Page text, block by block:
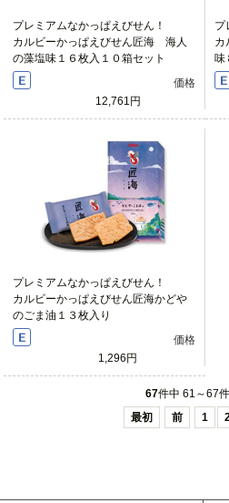
プレミアムなかっぱえびせん！
カルビーかっぱえびせん匠海 海人
の藻塩味１６枚入１０箱セット
価格
12,761円
プ
カ
味
プレミアムなかっぱえびせん！
カルビーかっぱえびせん匠海かどや
のごま油１３枚入り
価格
1,296円
67件中 61～67
最初
前 1